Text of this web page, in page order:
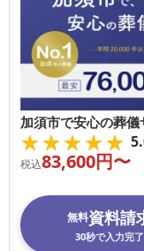
加須市で安心の葬儀
★★★★★
★★★★★
税込83,600円〜
無料資料請
30秒で入力完了